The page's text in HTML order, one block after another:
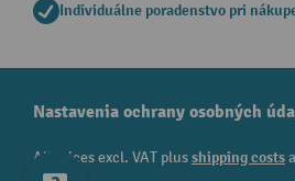
Individuálne poradenstvo pri
Nastavenia ochrany osobných
All prices excl. VAT plusshipping costs